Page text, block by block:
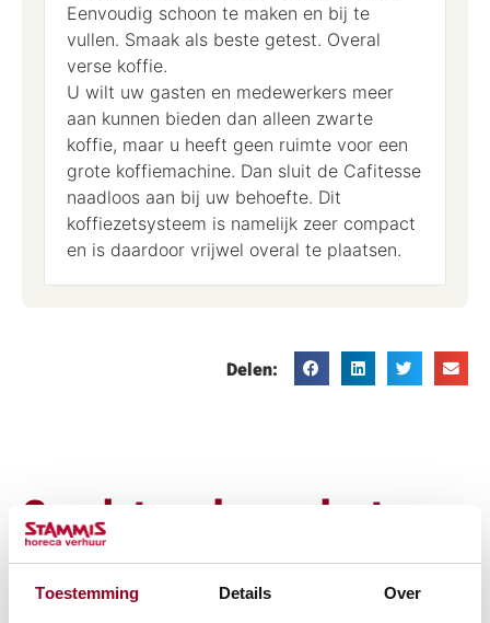
Toestemming Details Over
Eenvoudig schoon te maken en bij te
vullen. Smaak als beste getest. Overal
verse koffie.
U wilt uw gasten en medewerkers meer
aan kunnen bieden dan alleen zwarte
koffie, maar u heeft geen ruimte voor een
grote koffiemachine. Dan sluit de Cafitesse
naadloos aan bij uw behoefte. Dit
koffiezetsysteem is namelijk zeer compact
en is daardoor vrijwel overal te plaatsen.
Delen:
Gerelateerde producten.
of bekijk alle "Koffieapparatuur"